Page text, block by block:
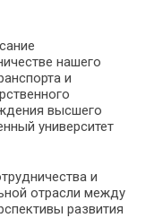
нашего
и
высшего
университет
и
отрасли между
развития